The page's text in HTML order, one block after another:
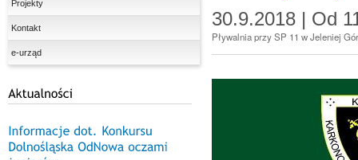
Projekty
Kontakt
e-urząd
30.9.2018 | Od
Pływalnia przy SP 11 w Jeleniej